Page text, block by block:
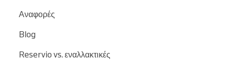
Αναφορές
Blog
Reservio vs. εναλλακτικές